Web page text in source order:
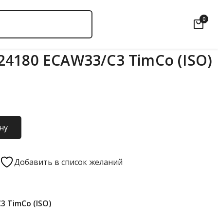
0
ECAW33/C3 TimCo (ISO)
Добавить в список желаний
TimCo (ISO)